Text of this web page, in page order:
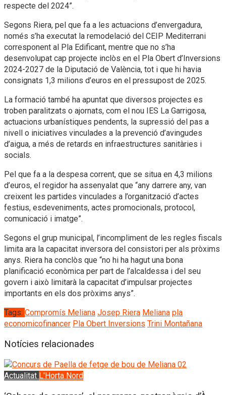
respecte del 2024”.
Segons Riera, pel que fa a les actuacions d’envergadura,
només s’ha executat la remodelació del CEIP Mediterrani
corresponent al Pla Edificant, mentre que no s’ha
desenvolupat cap projecte inclòs en el Pla Obert d’Inversions
2024-2027 de la Diputació de València, tot i que hi havia
consignats 1,3 milions d’euros en el pressupost de 2025.
La formació també ha apuntat que diversos projectes es
troben paralitzats o ajornats, com el nou IES La Garrigosa,
actuacions urbanístiques pendents, la supressió del pas a
nivell o iniciatives vinculades a la prevenció d’avingudes
d’aigua, a més de retards en infraestructures sanitàries i
socials.
Pel que fa a la despesa corrent, que se situa en 4,3 milions
d’euros, el regidor ha assenyalat que “any darrere any, van
creixent les partides vinculades a l’organització d’actes
festius, esdeveniments, actes promocionals, protocol,
comunicació i imatge”.
Segons el grup municipal, l’incompliment de les regles fiscals
limita ara la capacitat inversora del consistori per als pròxims
anys. Riera ha conclòs que “no hi ha hagut una bona
planificació econòmica per part de l’alcaldessa i del seu
govern i això limitarà la capacitat d’impulsar projectes
importants en els dos pròxims anys”.
Tags: Compromís Meliana Josep Riera Meliana pla
economicofinancer Pla Obert Inversions Trini Montañana
Notícies relacionades
Actualitat L'Horta Nord